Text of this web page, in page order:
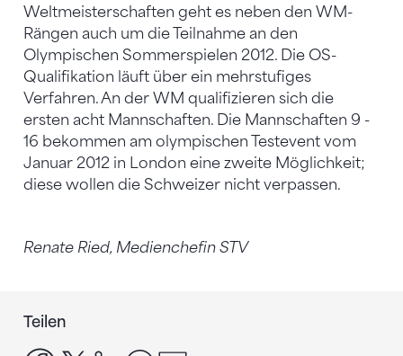
Weltmeisterschaften geht es neben den WM-
Rängen auch um die Teilnahme an den
Olympischen Sommerspielen 2012. Die OS-
Qualifikation läuft über ein mehrstufiges
Verfahren. An der WM qualifizieren sich die
ersten acht Mannschaften. Die Mannschaften 9 -
16 bekommen am olympischen Testevent vom
Januar 2012 in London eine zweite Möglichkeit;
diese wollen die Schweizer nicht verpassen.
Renate Ried, Medienchefin STV
Teilen